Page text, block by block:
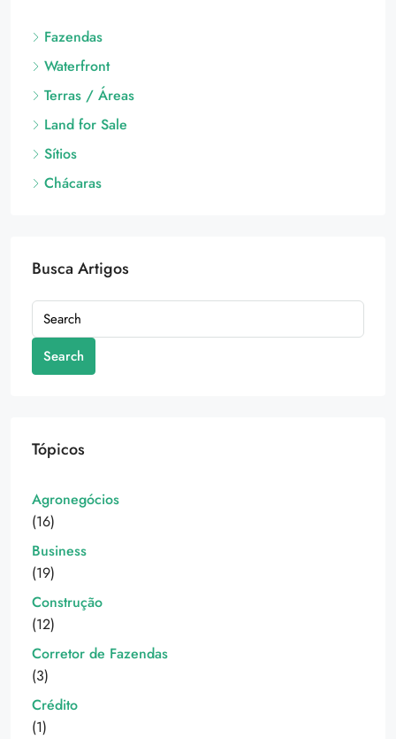
Fazendas
Waterfront
Terras / Áreas
Land for Sale
Sítios
Chácaras
Busca Artigos
Search
Tópicos
Agronegócios
(16)
Business
(19)
Construção
(12)
Corretor de Fazendas
(3)
Crédito
(1)